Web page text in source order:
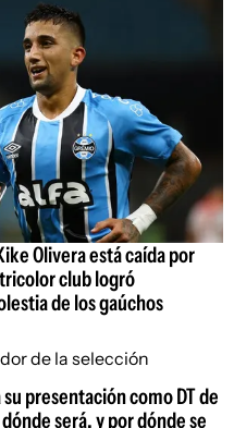
Olivera está caída por
club logró
de los gaúchos
presentación como DT de
será, y por dónde se